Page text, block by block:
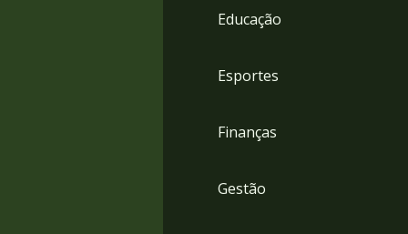
Educação
Esportes
Finanças
Gestão